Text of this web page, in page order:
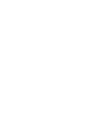
Verrier & Fils
s tóny třešní
texturu a